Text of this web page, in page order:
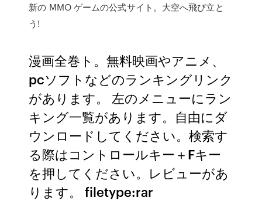
新の MMO ゲームの公式サイト。大空へ飛び立と
う!
漫画全巻ト。無料映画やアニメ、
pcソフトなどのランキングリンク
があります。 左のメニューにラン
キング一覧があります。自由にダ
ウンロードしてください。検索す
る際はコントロールキー＋Fキー
を押してください。レビューがあ
ります。 filetype:rar